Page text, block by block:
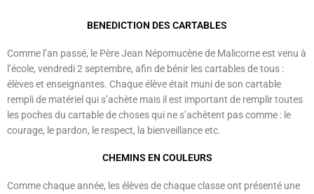
BENEDICTION DES CARTABLES
Comme l’an passé, le Père Jean Népomucène de Malicorne est venu à
l’école, vendredi 2 septembre, afin de bénir les cartables de tous :
élèves et enseignantes. Chaque élève était muni de son cartable
rempli de matériel qui s’achète mais il est important de remplir toutes
les poches du cartable de choses qui ne s’achètent pas comme : le
courage, le pardon, le respect, la bienveillance etc.
CHEMINS EN COULEURS
Comme chaque année, les élèves de chaque classe ont présenté une